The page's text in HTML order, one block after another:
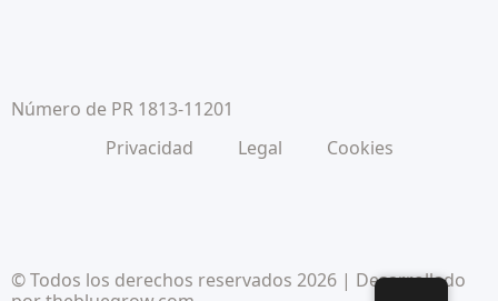
Número de PR 1813-11201
Privacidad
Legal Cookies
© Todos los derechos reservados 2026 | Desarrollado